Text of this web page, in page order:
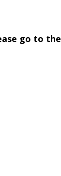
go to the